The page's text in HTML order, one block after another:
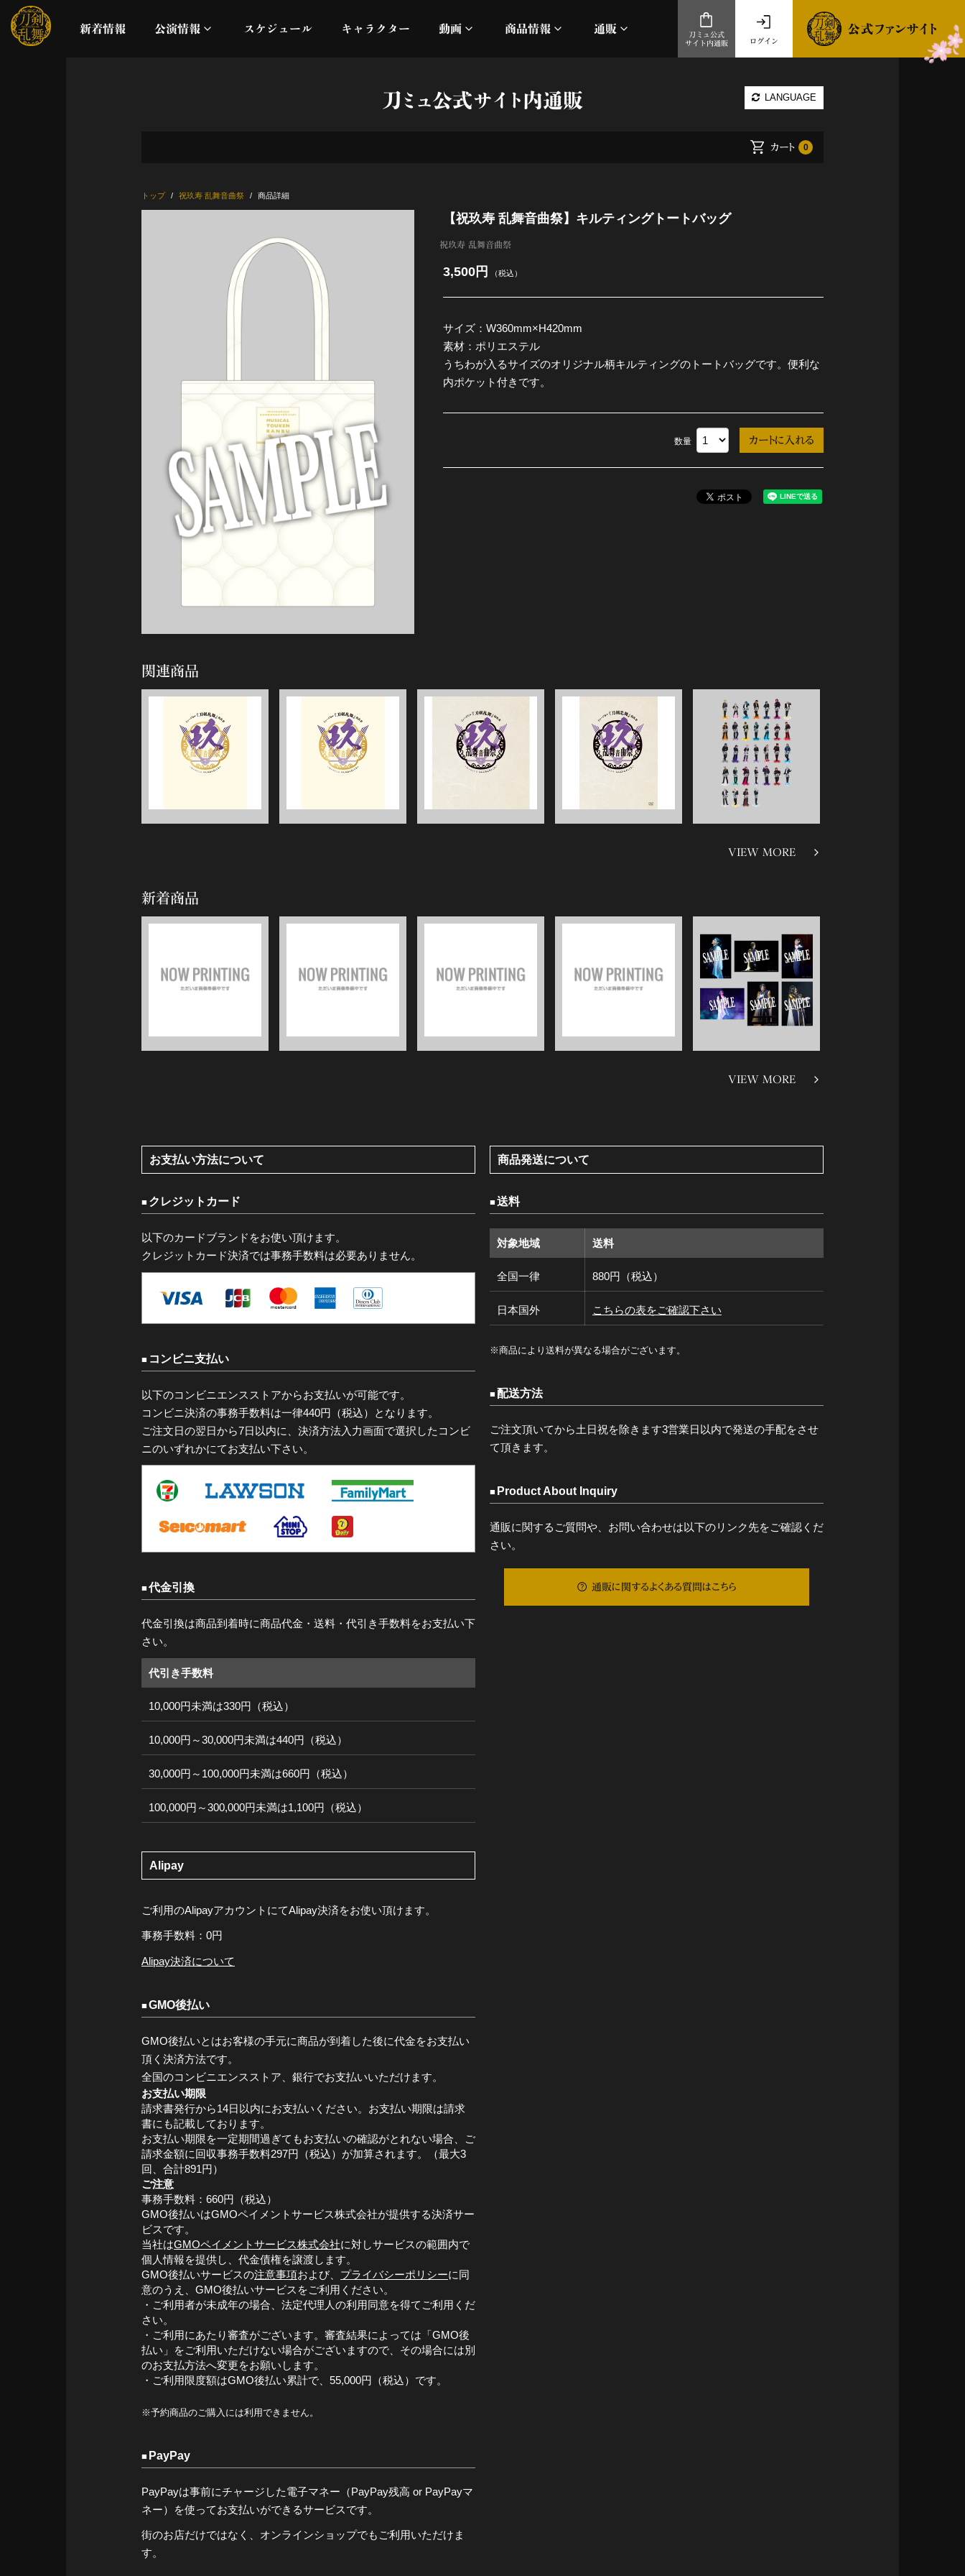
新着情報 公演情報
配信
ライブビューイング
公演に関するお知らせ
スケジュール キャラクター 動画
オフィシャルムービー
商品情報
加州清光 単騎出陣 極
静かなる夜半の寝ざめ
全公演グッズ
ディスコグラフィー
通販
ログイン
刀ミュ公式
サイト内通販
刀ミュ公式サイト内通販 LANGUAGE
カート 0
トップ 祝玖寿 乱舞音曲祭 商品詳細
【祝玖寿 乱舞音曲祭】キルティングトートバッグ
祝玖寿 乱舞音曲祭
3,500円 （税込）
サイズ：W360mm×H420mm
素材：ポリエステル
うちわが入るサイズのオリジナル柄キルティングのトートバッグです。便利な
内ポケット付きです。
数量
関連商品
VIEW MORE
新着商品
VIEW MORE
お支払い方法について
クレジットカード
以下のカードブランドをお使い頂けます。
クレジットカード決済では事務手数料は必要ありません。
コンビニ支払い
以下のコンビニエンスストアからお支払いが可能です。
コンビニ決済の事務手数料は一律440円（税込）となります。
ご注文日の翌日から7日以内に、決済方法入力画面で選択したコンビ
ニのいずれかにてお支払い下さい。
代金引換
代金引換は商品到着時に商品代金・送料・代引き手数料をお支払い下
さい。
代引き手数料
10,000円未満は330円（税込）
10,000円～30,000円未満は440円（税込）
30,000円～100,000円未満は660円（税込）
100,000円～300,000円未満は1,100円（税込）
Alipay
ご利用のAlipayアカウントにてAlipay決済をお使い頂けます。
事務手数料：0円
Alipay決済について
GMO後払い
GMO後払いとはお客様の手元に商品が到着した後に代金をお支払い
頂く決済方法です。
全国のコンビニエンスストア、銀行でお支払いいただけます。
お支払い期限
請求書発行から14日以内にお支払いください。お支払い期限は請求
書にも記載しております。
お支払い期限を一定期間過ぎてもお支払いの確認がとれない場合、ご
請求金額に回収事務手数料297円（税込）が加算されます。（最大3
回、合計891円）
ご注意
事務手数料：660円（税込）
GMO後払いはGMOペイメントサービス株式会社が提供する決済サー
ビスです。
当社はGMOペイメントサービス株式会社に対しサービスの範囲内で
個人情報を提供し、代金債権を譲渡します。
GMO後払いサービスの注意事項および、 プライバシーポリシーに同
意のうえ、GMO後払いサービスをご利用ください。
・ご利用者が未成年の場合、法定代理人の利用同意を得てご利用くだ
さい。
・ご利用にあたり審査がございます。審査結果によっては「GMO後
払い」をご利用いただけない場合がございますので、その場合には別
のお支払方法へ変更をお願いします。
・ご利用限度額はGMO後払い累計で、55,000円（税込）です。
※予約商品のご購入には利用できません。
PayPay
PayPayは事前にチャージした電子マネー（PayPay残高 or PayPayマ
ネー）を使ってお支払いができるサービスです。
街のお店だけではなく、オンラインショップでもご利用いただけま
す。
商品発送について
送料
対象地域 送料
全国一律 880円（税込）
日本国外 こちらの表をご確認下さい
※商品により送料が異なる場合がございます。
配送方法
ご注文頂いてから土日祝を除きます3営業日以内で発送の手配をさせ
て頂きます。
Product About Inquiry
通販に関するご質問や、お問い合わせは以下のリンク先をご確認くだ
さい。
通販に関するよくある質問はこちら